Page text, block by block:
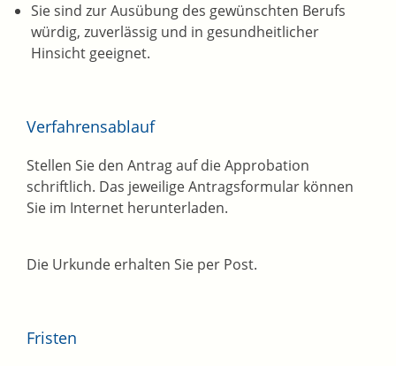
Sie sind zur Ausübung des gewünschten Berufs
würdig, zuverlässig und in gesundheitlicher
Hinsicht geeignet.
Verfahrensablauf
Stellen Sie den Antrag auf die Approbation
schriftlich. Das jeweilige Antragsformular können
Sie im Internet herunterladen.
Die Urkunde erhalten Sie per Post.
Fristen